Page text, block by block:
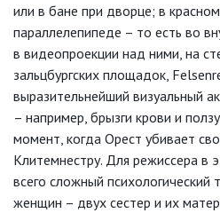
или в бане при дворце; в
параллелепипеде – то есть во
в видеопроекции над ними, на
зальцбургских площадок,
выразительнейший визуальный
– например, брызги крови и
момент, когда Орест убивает
Клитемнестру. Для режиссера в
всего сложный психологический
женщин – двух сестер и их